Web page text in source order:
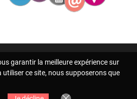
garantir la meilleure expérience sur
ce site, nous supposerons que